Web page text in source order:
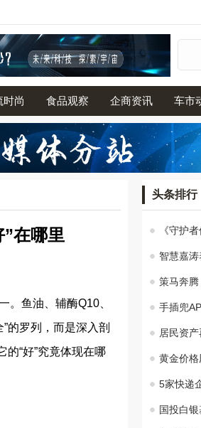
时尚 食品观察 企商资讯 车市
在哪里
。鱼油、辅酶Q10、
的罗列，而是深入剖
“好”究竟体现在哪
头条排行
《守护
智慧嘉
策马奔
手插兜
居民资
黄金价格
5家快递
国投白